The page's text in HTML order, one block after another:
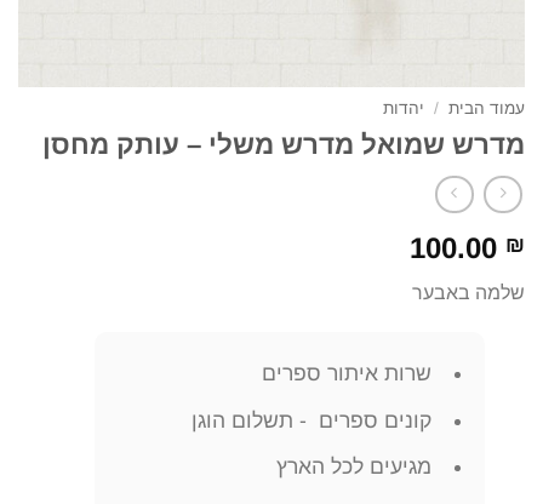
עמוד הבית / יהדות
מדרש שמואל מדרש משלי – עותק מחסן
100.00 ₪
שלמה באבער
שרות איתור ספרים
קונים ספרים - תשלום הוגן
מגיעים לכל הארץ